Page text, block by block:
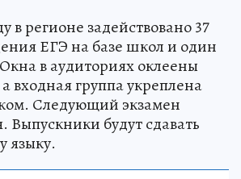
в регионе задействовано 37
ЕГЭ на базе школ и один
в аудиториях оклеены
входная группа укреплена
Следующий экзамен
Выпускники будут сдавать
языку.